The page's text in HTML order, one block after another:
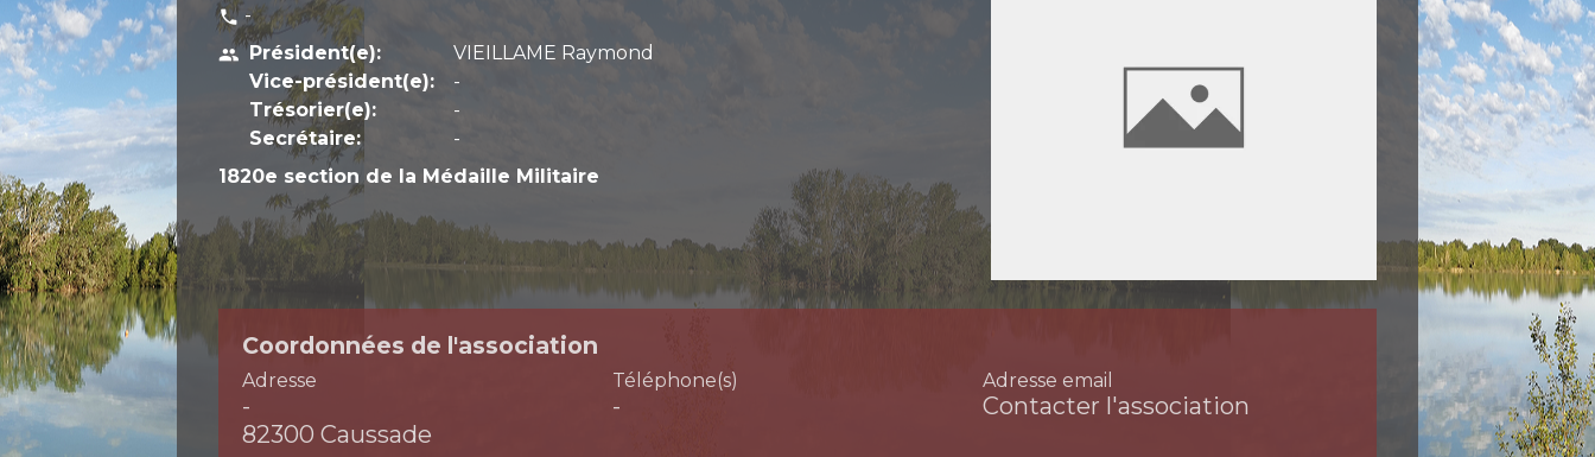
phone -
people
Président(e):
Vice-président(e):
Trésorier(e):
Secrétaire:
VIEILLAME Raymond
-
-
-
1820e section de la Médaille Militaire
Coordonnées de l'association
Adresse
-
82300 Caussade
Téléphone(s)
-
Adresse email
Contacter l'association